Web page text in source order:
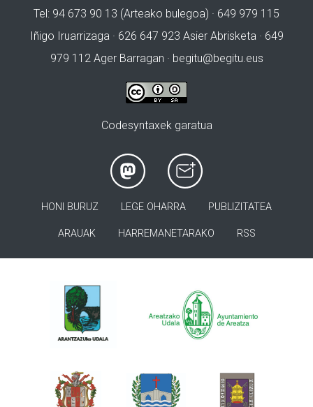
Tel: 94 673 90 13 (Arteako bulegoa) · 649 979 115
Iñigo Iruarrizaga · 626 647 923 Asier Abrisketa · 649
979 112 Ager Barragan · begitu@begitu.eus
Codesyntaxek garatua
HONI BURUZ LEGE OHARRA PUBLIZITATEA
ARAUAK HARREMANETARAKO RSS